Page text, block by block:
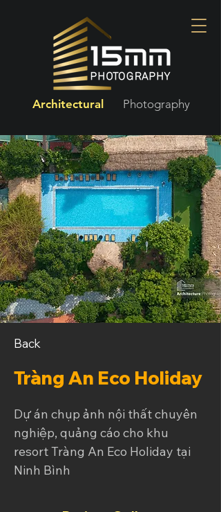
Architectural Photography
Back
Tràng An Eco Holiday
Dự án chụp ảnh nội thất chuyên
nghiệp, quảng cáo cho khu
resort Tràng An Eco Holiday tại
Ninh Bình